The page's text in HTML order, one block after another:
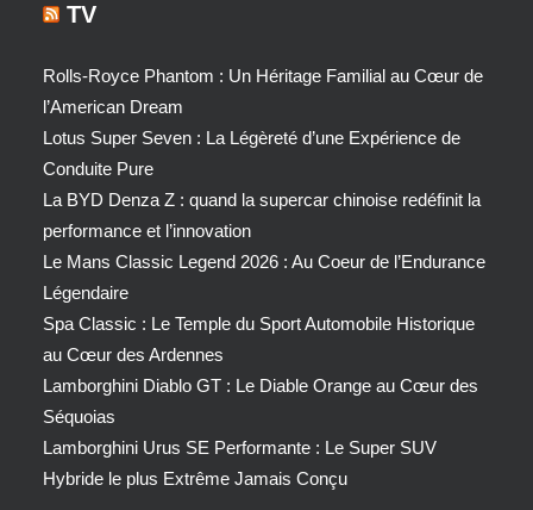
TV
Rolls-Royce Phantom : Un Héritage Familial au Cœur de
l’American Dream
Lotus Super Seven : La Légèreté d’une Expérience de
Conduite Pure
La BYD Denza Z : quand la supercar chinoise redéfinit la
performance et l’innovation
Le Mans Classic Legend 2026 : Au Coeur de l’Endurance
Légendaire
Spa Classic : Le Temple du Sport Automobile Historique
au Cœur des Ardennes
Lamborghini Diablo GT : Le Diable Orange au Cœur des
Séquoias
Lamborghini Urus SE Performante : Le Super SUV
Hybride le plus Extrême Jamais Conçu